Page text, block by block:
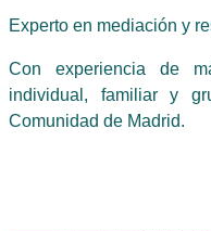
Experto en mediación y
Con experiencia de
individual, familiar y
Comunidad de Madrid.